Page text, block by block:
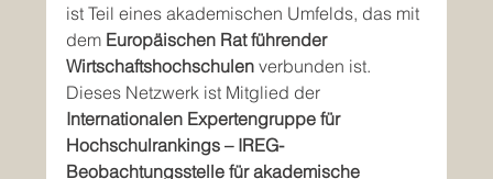
ist Teil eines akademischen Umfelds, das mit
dem Europäischen Rat führender
Wirtschaftshochschulen verbunden ist.
Dieses Netzwerk ist Mitglied der
Internationalen Expertengruppe für
Hochschulrankings – IREG-
Beobachtungsstelle für akademische